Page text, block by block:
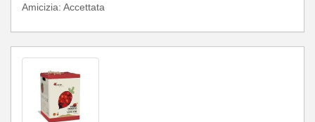
Amicizia: Accettata